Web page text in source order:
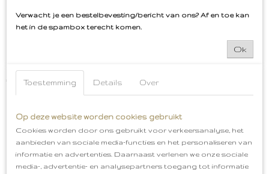
Embleem spijt is voor later liever een kater
€ 5,99
Verwacht je een bestelbevesting/bericht van ons? Af en toe kan
het in de spambox terecht komen.
Ok
Toestemming Details Over
Op deze website worden cookies gebruikt
Cookies worden door ons gebruikt voor verkeersanalyse, het
aanbieden van sociale media-functies en het personaliseren van
informatie en advertenties. Daarnaast verlenen we onze sociale
media-, advertentie- en analysepartners toegang tot informatie